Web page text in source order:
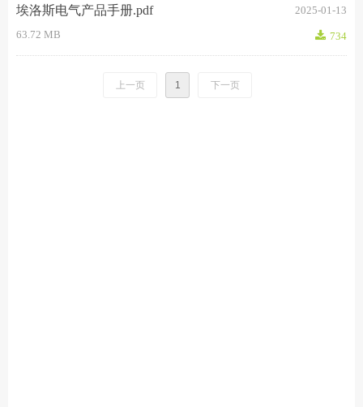
2025-01-13
埃洛斯电气产品手册.pdf
끂 734
63.72 MB
上一页 1 下一页